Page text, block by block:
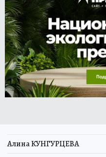
Алина КУНГУРЦЕВА